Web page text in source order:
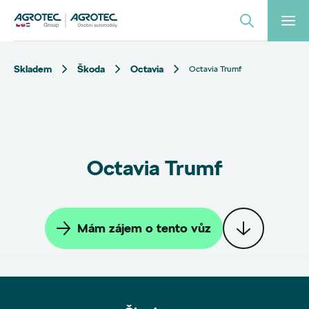
Skladem Škoda Octavia Octavia Trumf
Octavia Trumf
Mám zájem o tento vůz